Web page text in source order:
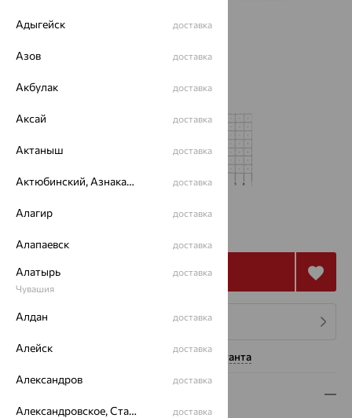
от 2 790
Купить
₽
Нужна помощь консультанта
Адыгейск доставка
Азов доставка
Акбулак доставка
Аксай доставка
Актаныш доставка
Актюбинский, Азнакаевский район доставка
Алагир доставка
Алапаевск доставка
Алатырь
Чувашия
доставка
Алдан доставка
Алейск доставка
Александров доставка
Александровское, Ставропольский край доставка